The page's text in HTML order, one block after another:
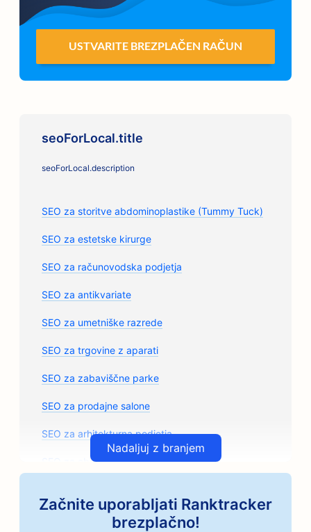
USTVARITE BREZPLAČEN RAČUN
seoForLocal.title
seoForLocal.description
SEO za storitve abdominoplastike (Tummy Tuck)
SEO za estetske kirurge
SEO za računovodska podjetja
SEO za antikvariate
SEO za umetniške razrede
SEO za trgovine z aparati
SEO za zabaviščne parke
SEO za prodajne salone
SEO za arhitekturna podjetja
SEO za obrtne pražarne kave
SEO za avtomehanične delavnice
Nadaljuj z branjem
Začnite uporabljati Ranktracker
brezplačno!